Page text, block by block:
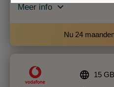
Meer info expand_more
Nu 24
language 15 GB